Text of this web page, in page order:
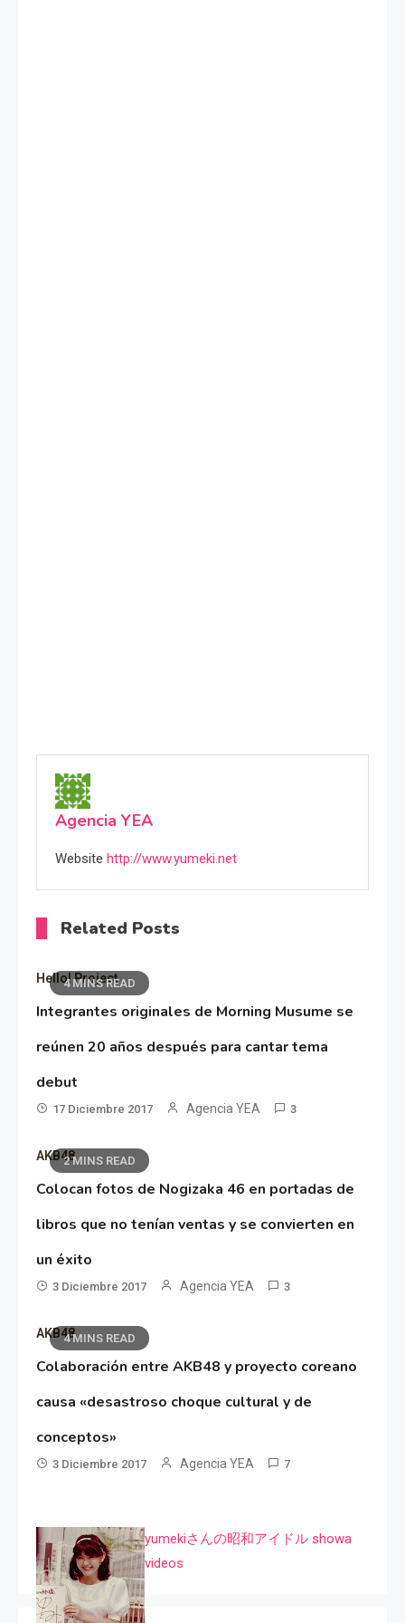
Agencia YEA
Website http://www.yumeki.net
Related Posts
4 MINS READ
Hello! Project
Integrantes originales de Morning Musume se
reúnen 20 años después para cantar tema
debut
17 Diciembre 2017 Agencia YEA 3
2 MINS READ
AKB48
Colocan fotos de Nogizaka 46 en portadas de
libros que no tenían ventas y se convierten en
un éxito
3 Diciembre 2017 Agencia YEA 3
4 MINS READ
AKB48
Colaboración entre AKB48 y proyecto coreano
causa «desastroso choque cultural y de
conceptos»
3 Diciembre 2017 Agencia YEA 7
yumekiさんの昭和アイドル showa
videos